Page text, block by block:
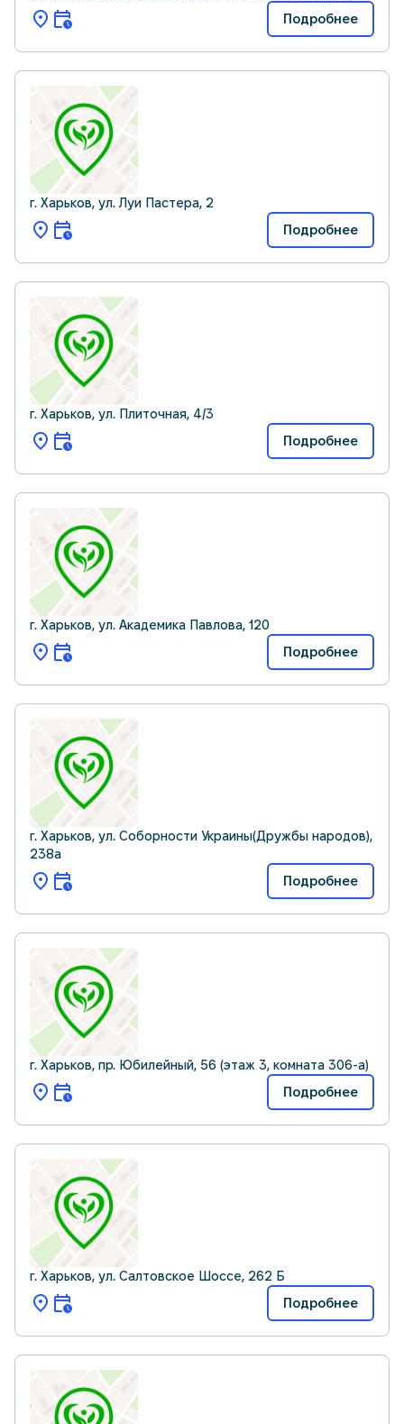
Подробнее
г. Харьков, ул. Луи Пастера, 2
Подробнее
г. Харьков, ул. Плиточная, 4/3
Подробнее
г. Харьков, ул. Академика Павлова, 120
Подробнее
г. Харьков, ул. Соборности Украины(Дружбы народов),
238а
Подробнее
г. Харьков, пр. Юбилейный, 56 (этаж 3, комната 306-а)
Подробнее
г. Харьков, ул. Салтовское Шоссе, 262 Б
Подробнее